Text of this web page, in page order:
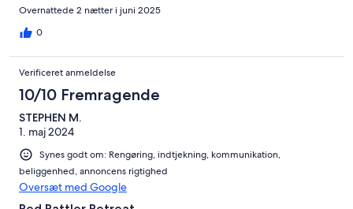
Overnattede 2 nætter i juni 2025
0
Verificeret anmeldelse
10/10 Fremragende
STEPHEN M.
1. maj 2024
Synes godt om: Rengøring, indtjekning, kommunikation,
beliggenhed, annoncens rigtighed
Oversæt med Google